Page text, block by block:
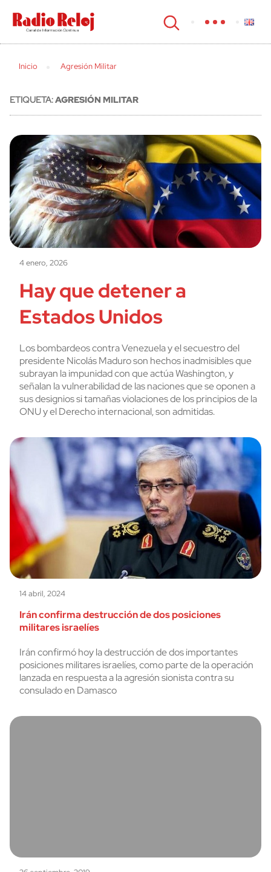
cerrar
Inicio Agresión Militar
ETIQUETA:AGRESIÓN MILITAR
4 enero, 2026
Hay que detener a
Estados Unidos
Los bombardeos contra Venezuela y el secuestro del
presidente Nicolás Maduro son hechos inadmisibles que
subrayan la impunidad con que actúa Washington, y
señalan la vulnerabilidad de las naciones que se oponen a
sus designios si tamañas violaciones de los principios de la
ONU y el Derecho internacional, son admitidas.
14 abril, 2024
Irán confirma destrucción de dos posiciones
militares israelíes
Irán confirmó hoy la destrucción de dos importantes
posiciones militares israelíes, como parte de la operación
lanzada en respuesta a la agresión sionista contra su
consulado en Damasco